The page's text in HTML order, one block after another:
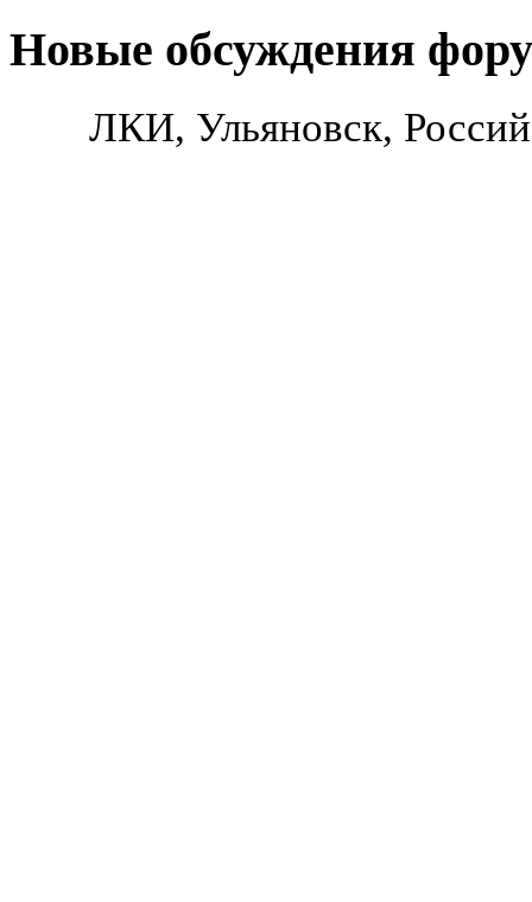
Новые обсуждения
ЛКИ, Ульяновск,